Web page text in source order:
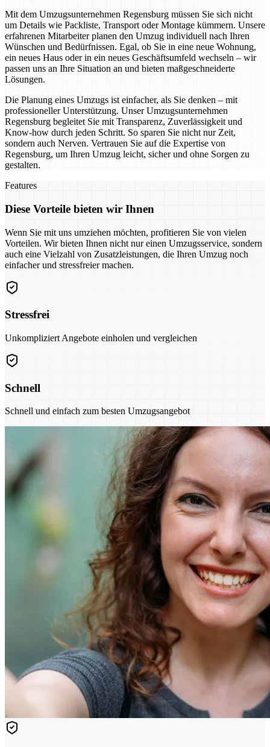
Mit dem Umzugsunternehmen Regensburg müssen Sie sich nicht
um Details wie Packliste, Transport oder Montage kümmern. Unsere
erfahrenen Mitarbeiter planen den Umzug individuell nach Ihren
Wünschen und Bedürfnissen. Egal, ob Sie in eine neue Wohnung,
ein neues Haus oder in ein neues Geschäftsumfeld wechseln – wir
passen uns an Ihre Situation an und bieten maßgeschneiderte
Lösungen.
Die Planung eines Umzugs ist einfacher, als Sie denken – mit
professioneller Unterstützung. Unser Umzugsunternehmen
Regensburg begleitet Sie mit Transparenz, Zuverlässigkeit und
Know-how durch jeden Schritt. So sparen Sie nicht nur Zeit,
sondern auch Nerven. Vertrauen Sie auf die Expertise von
Regensburg, um Ihren Umzug leicht, sicher und ohne Sorgen zu
gestalten.
Features
Diese Vorteile bieten wir Ihnen
Wenn Sie mit uns umziehen möchten, profitieren Sie von vielen
Vorteilen. Wir bieten Ihnen nicht nur einen Umzugsservice, sondern
auch eine Vielzahl von Zusatzleistungen, die Ihren Umzug noch
einfacher und stressfreier machen.
Stressfrei
Unkompliziert Angebote einholen und vergleichen
Schnell
Schnell und einfach zum besten Umzugsangebot